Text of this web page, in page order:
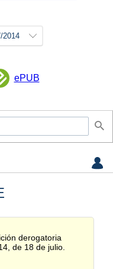
2014
ePUB
derogatoria
de 18 de julio.